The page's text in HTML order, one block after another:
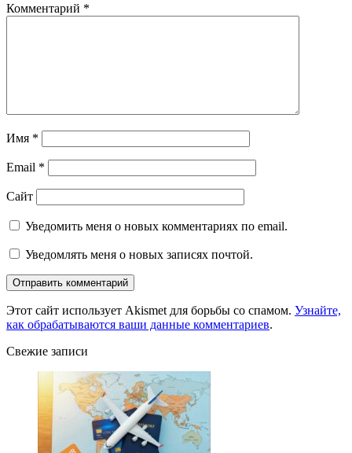
Комментарий *
Имя *
Email *
Сайт
Уведомить меня о новых комментариях по email.
Уведомлять меня о новых записях почтой.
Этот сайт использует Akismet для борьбы со спамом. Узнайте,
как обрабатываются ваши данные комментариев.
Свежие записи